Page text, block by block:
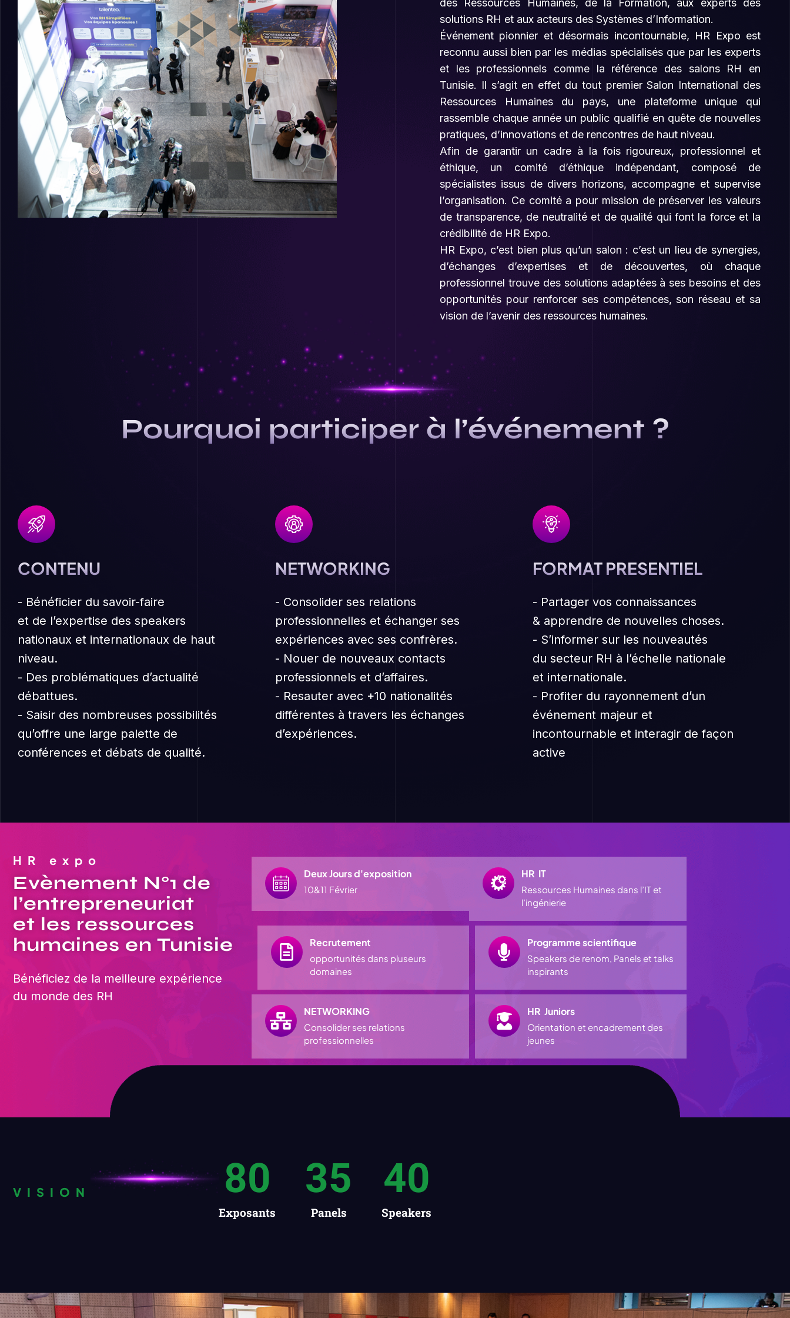
des Ressources Humaines, de la Formation, aux experts des
solutions RH et aux acteurs des Systèmes d’Information.
Événement pionnier et désormais incontournable, HR Expo est
reconnu aussi bien par les médias spécialisés que par les experts
et les professionnels comme la référence des salons RH en
Tunisie. Il s’agit en effet du tout premier Salon International des
Ressources Humaines du pays, une plateforme unique qui
rassemble chaque année un public qualifié en quête de nouvelles
pratiques, d’innovations et de rencontres de haut niveau.
Afin de garantir un cadre à la fois rigoureux, professionnel et
éthique, un comité d’éthique indépendant, composé de
spécialistes issus de divers horizons, accompagne et supervise
l’organisation. Ce comité a pour mission de préserver les valeurs
de transparence, de neutralité et de qualité qui font la force et la
crédibilité de HR Expo.
HR Expo, c’est bien plus qu’un salon : c’est un lieu de synergies,
d’échanges d’expertises et de découvertes, où chaque
professionnel trouve des solutions adaptées à ses besoins et des
opportunités pour renforcer ses compétences, son réseau et sa
vision de l’avenir des ressources humaines.
Pourquoi participer à l’événement ?
CONTENU
- Bénéficier du savoir-faire
et de l’expertise des speakers
nationaux et internationaux de haut
niveau.
- Des problématiques d’actualité
débattues.
- Saisir des nombreuses possibilités
qu’offre une large palette de
conférences et débats de qualité.
NETWORKING
- Consolider ses relations
professionnelles et échanger ses
expériences avec ses confrères.
- Nouer de nouveaux contacts
professionnels et d’affaires.
- Resauter avec +10 nationalités
différentes à travers les échanges
d’expériences.
FORMAT PRESENTIEL
- Partager vos connaissances
& apprendre de nouvelles choses.
- S’informer sur les nouveautés
du secteur RH à l’échelle nationale
et internationale.
- Profiter du rayonnement d’un
événement majeur et
incontournable et interagir de façon
active
HR expo
Evènement N°1 de
l’entrepreneuriat
et les ressources
humaines en Tunisie
Bénéficiez de la meilleure expérience
du monde des RH
Deux Jours d'exposition
10&11 Février
HR IT
Ressources Humaines dans l’IT et
l’ingénierie
Recrutement
opportunités dans pluseurs
domaines
Programme scientifique
Speakers de renom, Panels et talks
inspirants
NETWORKING
Consolider ses relations
professionnelles
HR Juniors
Orientation et encadrement des
jeunes
VISION
Exposants
80
Panels
35
Speakers
40